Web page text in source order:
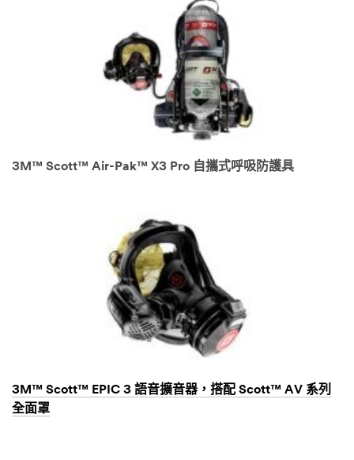
3M™ Scott™ Air-Pak™ X3 Pro 自攜式呼吸防護具
3M™ Scott™ EPIC 3 語音擴音器，搭配 Scott™ AV 系列
全面罩